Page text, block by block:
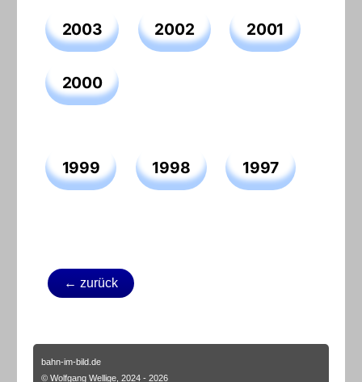
2003 2002 2001
2000
1999 1998 1997
← zurück
bahn-im-bild.de
© Wolfgang Wellige, 2024 - 2026